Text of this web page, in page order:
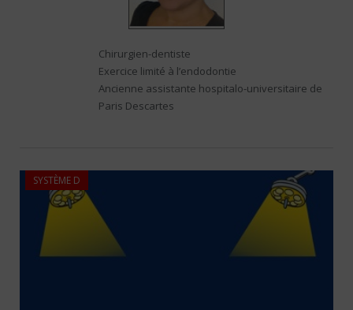
Chirurgien-dentiste
Exercice limité à l’endodontie
Ancienne assistante hospitalo-universitaire de
Paris Descartes
SYSTÈME D